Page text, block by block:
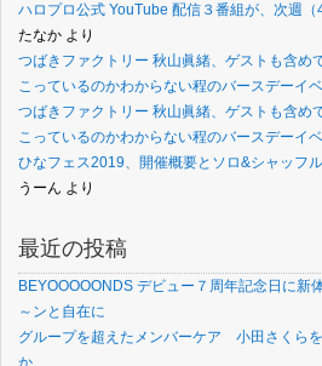
ハロプロ公式 YouTube 配信３番組が、次週
たなか より
つばきファクトリー 秋山眞緒、ゲストも含め
こっているのかわからない程のバースデーイ
つばきファクトリー 秋山眞緒、ゲストも含め
こっているのかわからない程のバースデーイ
ひなフェス2019、開催概要とソロ&シャッフ
うーん より
最近の投稿
BEYOOOOONDS デビュー７周年記念日に
～ンと自在に
グループを超えたメンバーケア 小田さくら
か